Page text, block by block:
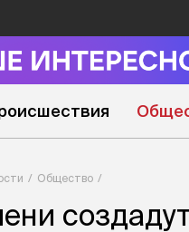
Общество